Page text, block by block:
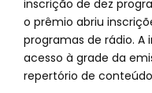
inscrição de dez
o prêmio abriu
programas de rádio.
acesso à grade da
repertório de